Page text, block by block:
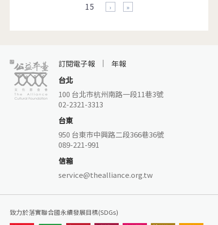
15
訂閱電子報
年報
台北
100 台北市杭州南路一段11巷3號
02-2321-3313
台東
950 台東市中興路二段366巷36號
089-221-991
信箱
service@thealliance.org.tw
致力於落實聯合國永續發展目標(SDGs)